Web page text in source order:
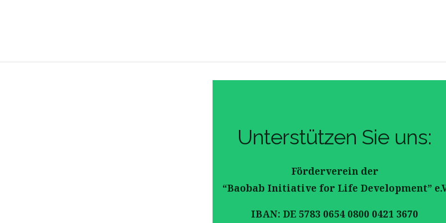
Unterstützen Sie uns:
Förderverein der
“Baobab Initiative for Life Development”
IBAN: DE 5783 0654 0800 0421 3670